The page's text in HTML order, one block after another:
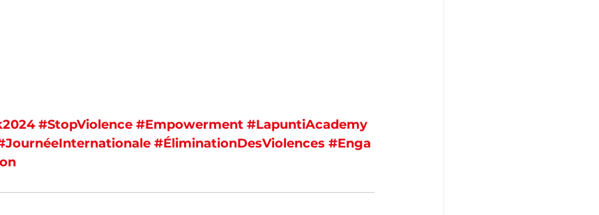
#StopViolence #Empowerment #LapuntiAcademy
#ÉliminationDesViolences #Enga